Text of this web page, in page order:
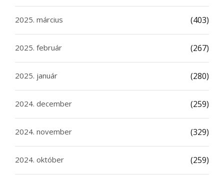
2025. március (403)
2025. február (267)
2025. január (280)
2024. december (259)
2024. november (329)
2024. október (259)